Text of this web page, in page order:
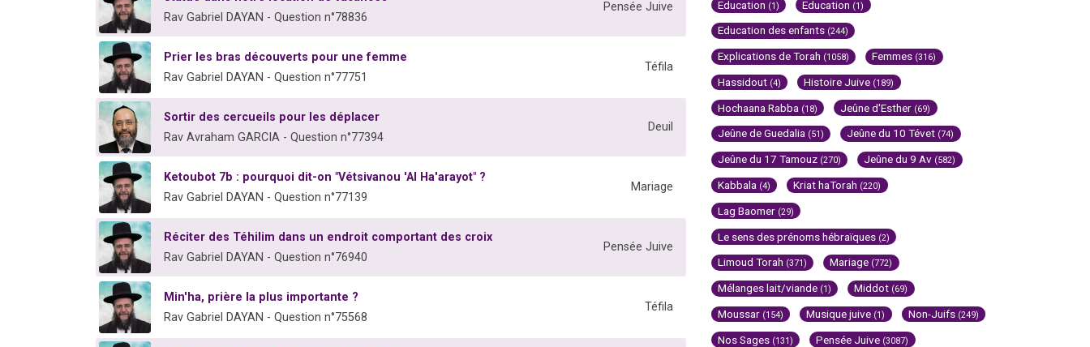
Rav Gabriel DAYAN - Question n°78836
Pensée Juive
Prier les bras découverts pour une femme
Rav Gabriel DAYAN - Question n°77751
Téfila
Sortir des cercueils pour les déplacer
Rav Avraham GARCIA - Question n°77394
Deuil
Ketoubot 7b : pourquoi dit-on "Vétsivanou 'Al Ha'arayot" ?
Rav Gabriel DAYAN - Question n°77139
Mariage
Réciter des Téhilim dans un endroit comportant des croix
Rav Gabriel DAYAN - Question n°76940
Pensée Juive
Min'ha, prière la plus importante ?
Rav Gabriel DAYAN - Question n°75568
Téfila
Education (1) Education (1)
Education des enfants (244)
Explications de Torah (1058) Femmes (316)
Hassidout (4) Histoire Juive (189)
Hochaana Rabba (18) Jeûne d'Esther (69)
Jeûne de Guedalia (51) Jeûne du 10 Tévet (74)
Jeûne du 17 Tamouz (270) Jeûne du 9 Av (582)
Kabbala (4) Kriat haTorah (220)
Lag Baomer (29)
Le sens des prénoms hébraïques (2)
Limoud Torah (371) Mariage (772)
Mélanges lait/viande (1) Middot (69)
Moussar (154) Musique juive (1) Non-Juifs (249)
Nos Sages (131) Pensée Juive (3087)